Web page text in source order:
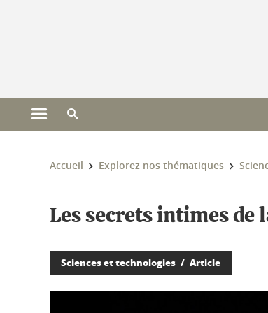
Ouvrir le menu principal
Vous êtes ici :
Accueil Explorez nos thématiques
Les secrets intimes de
Sciences et technologies Article